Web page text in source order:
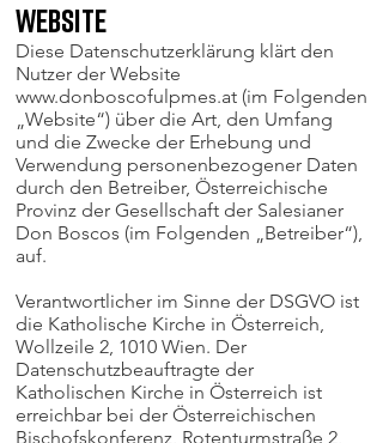
Website
Diese Datenschutzerklärung klärt den
Nutzer der Website
www.donboscofulpmes.at (im Folgenden
„Website“) über die Art, den Umfang
und die Zwecke der Erhebung und
Verwendung personenbezogener Daten
durch den Betreiber, Österreichische
Provinz der Gesellschaft der Salesianer
Don Boscos (im Folgenden „Betreiber“),
auf.
Verantwortlicher im Sinne der DSGVO ist
die Katholische Kirche in Österreich,
Wollzeile 2, 1010 Wien. Der
Datenschutzbeauftragte der
Katholischen Kirche in Österreich ist
erreichbar bei der Österreichischen
Bischofskonferenz, Rotenturmstraße 2,